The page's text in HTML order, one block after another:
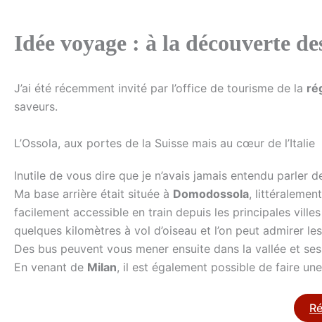
Idée voyage : à la découverte
J’ai été récemment invité par l’office de tourisme de la
saveurs.
L’Ossola, aux portes de la Suisse mais au cœur de l’Italie
Inutile de vous dire que je n’avais jamais entendu parler
Ma base arrière était située à Domodossola,
facilement accessible en train depuis les principales
quelques kilomètres à vol d’oiseau et l’on peut admirer
Des bus peuvent vous mener ensuite dans la vallée et
En venant de Milan, il est également possible de faire